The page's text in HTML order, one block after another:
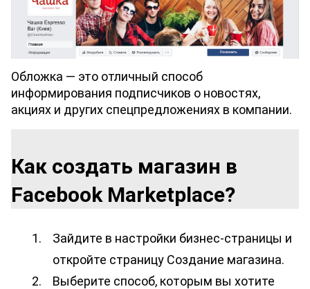
Обложка — это отличный способ
информирования подписчиков о новостях,
акциях и других спецпредложениях в компании.
Как создать магазин в
Facebook Marketplace?
Зайдите в настройки бизнес-страницы и
откройте страницу Создание магазина.
Выберите способ, которым вы хотите